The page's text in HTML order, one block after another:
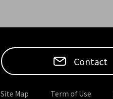
Contact
Site Map Term of Use